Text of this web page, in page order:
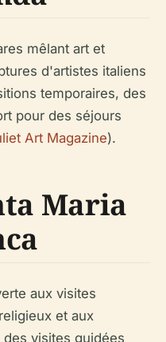
mêlant art et
d'artistes italiens
temporaires, des
pour des séjours
Art Magazine).
Maria
aux visites
et aux
visites guidées